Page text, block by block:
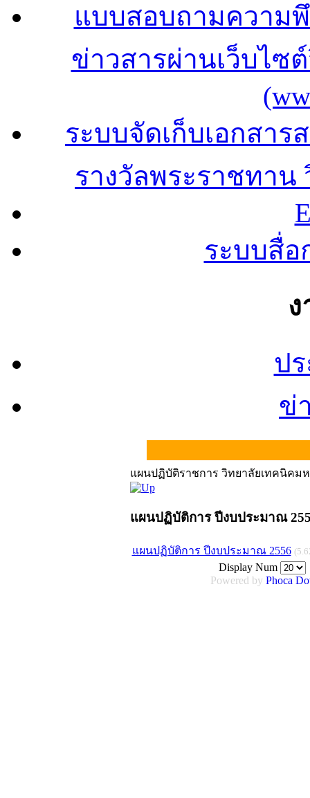
แบบสอบถามความ
ข่าวสารผ่านเว็บไซ
ระบบจัดเก็บเอกสา
รางวัลพระราชทา
ระบบสื่อ
ป
ข่
แผนปฏิบัติราชการ วิทยาลัยเทคนิคม
แผนปฏิบัติการ ปีงบประมาณ
แผนปฏิบัติการ ปีงบประมาณ 2556
Display Num
Powered by Phoca